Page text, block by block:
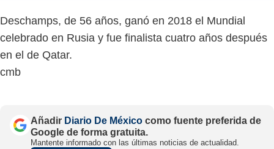
Deschamps, de 56 años, ganó en 2018 el Mundial
celebrado en Rusia y fue finalista cuatro años después
en el de Qatar.
cmb
Añadir Diario De México como fuente preferida de
Google de forma gratuita.
Mantente informado con las últimas noticias de actualidad.